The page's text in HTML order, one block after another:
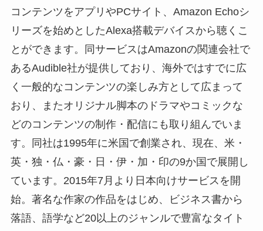
コンテンツをアプリやPCサイト、Amazon Echoシ
リーズを始めとしたAlexa搭載デバイスから聴くこ
とができます。同サービスはAmazonの関連会社で
あるAudible社が提供しており、海外ではすでに広
く一般的なコンテンツの楽しみ方として広まって
おり、またオリジナル脚本のドラマやコミックな
どのコンテンツの制作・配信にも取り組んでいま
す。同社は1995年に米国で創業され、現在、米・
英・独・仏・豪・日・伊・加・印の9か国で展開し
ています。2015年7月より日本向けサービスを開
始。著名な作家の作品をはじめ、ビジネス書から
落語、語学など20以上のジャンルで豊富なタイト